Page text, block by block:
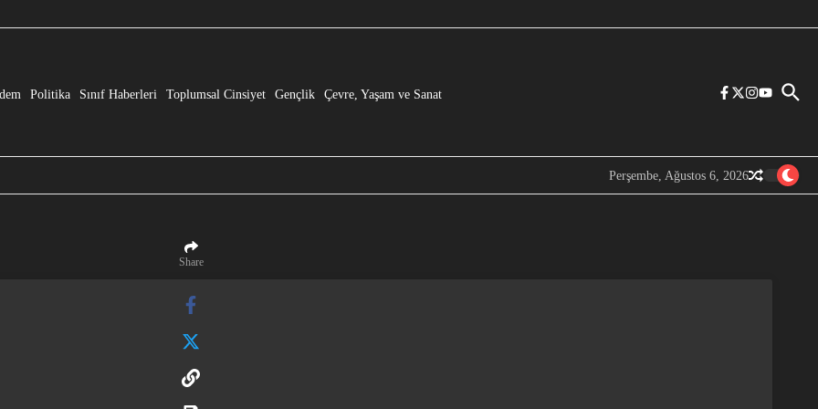
Politika Sınıf Haberleri Toplumsal Cinsiyet Gençlik Çevre, Yaşam ve Sanat
Perşembe, Ağustos 6, 2026
Share